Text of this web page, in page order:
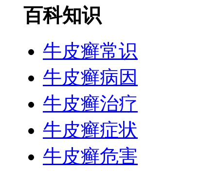
百科知识
牛皮癣常识
牛皮癣病因
牛皮癣治疗
牛皮癣症状
牛皮癣危害